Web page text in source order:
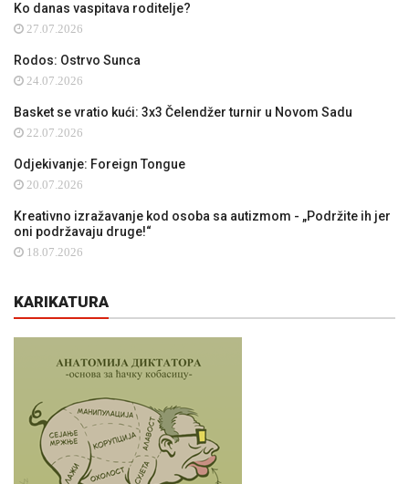
Ko danas vaspitava roditelje?
27.07.2026
Rodos: Ostrvo Sunca
24.07.2026
Basket se vratio kući: 3x3 Čelendžer turnir u Novom Sadu
22.07.2026
Odjekivanje: Foreign Tongue
20.07.2026
Kreativno izražavanje kod osoba sa autizmom - „Podržite ih jer
oni podržavaju druge!“
18.07.2026
KARIKATURA